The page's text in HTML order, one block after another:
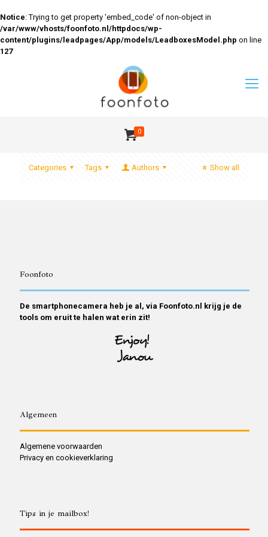
Notice: Trying to get property 'embed_code' of non-object in
/var/www/vhosts/foonfoto.nl/httpdocs/wp-
content/plugins/leadpages/App/models/LeadboxesModel.php on line
127
0
Categories Tags Authors Show all
Foonfoto
De smartphonecamera heb je al, via Foonfoto.nl krijg je de
tools om eruit te halen wat erin zit!
Algemeen
Algemene voorwaarden
Privacy en cookieverklaring
Tips in je mailbox!